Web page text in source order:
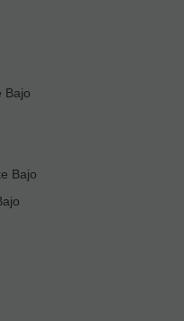
Bajo
Bajo